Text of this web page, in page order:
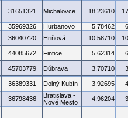
31651321 Michalovce 18.23610
35969326 Hurbanovo 5.78462
36040720 Hriňová 10.58710
44085672 Fintice 5.62314
45703779 Dúbrava 3.70710
36389331 Dolný Kubín 3.92695
36798436
Bratislava -
Nové Mesto
4.96204